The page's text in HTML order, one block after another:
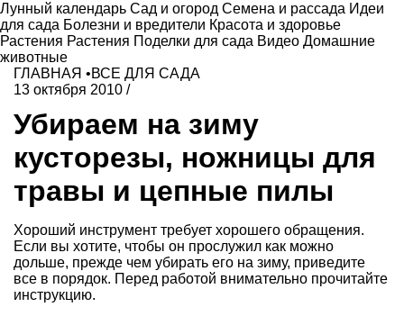
Лунный календарь Сад и огород Семена и рассада Идеи
для сада Болезни и вредители Красота и здоровье
Растения Растения Поделки для сада Видео Домашние
животные
ГЛАВНАЯ •ВСЕ ДЛЯ САДА
13 октября 2010 /
Убираем на зиму
кусторезы, ножницы для
травы и цепные пилы
Хороший инструмент требует хорошего обращения.
Если вы хотите, чтобы он прослужил как можно
дольше, прежде чем убирать его на зиму, приведите
все в порядок. Перед работой внимательно прочитайте
инструкцию.